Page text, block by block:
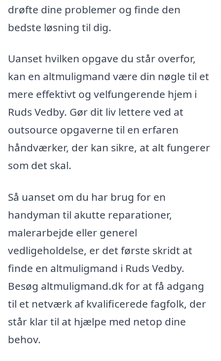
drøfte dine problemer og finde den
bedste løsning til dig.
Uanset hvilken opgave du står overfor,
kan en altmuligmand være din nøgle til et
mere effektivt og velfungerende hjem i
Ruds Vedby. Gør dit liv lettere ved at
outsource opgaverne til en erfaren
håndværker, der kan sikre, at alt fungerer
som det skal.
Så uanset om du har brug for en
handyman til akutte reparationer,
malerarbejde eller generel
vedligeholdelse, er det første skridt at
finde en altmuligmand i Ruds Vedby.
Besøg altmuligmand.dk for at få adgang
til et netværk af kvalificerede fagfolk, der
står klar til at hjælpe med netop dine
behov.